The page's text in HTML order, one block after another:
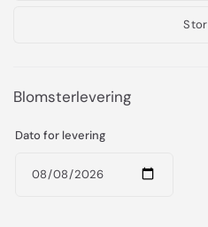
Stor
Blomsterlevering
Dato for levering